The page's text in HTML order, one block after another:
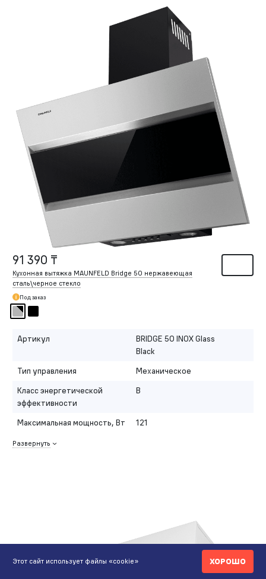
91 390 ₸
Кухонная вытяжка MAUNFELD Bridge 50 нержавеющая
сталь\черное стекло
Под заказ
Артикул
BRIDGE 50 INOX Glass
Black
Тип управления
Механическое
Класс энергетической
эффективности
B
Максимальная мощность, Вт 121
Развернуть
Этот сайт использует файлы «cookie» ХОРОШО